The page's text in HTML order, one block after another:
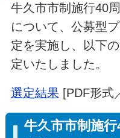
牛久市市制施行40
について、公募型
定を実施し、以下
定いたしました。
選定結果 [PDF形式
牛久市市制施